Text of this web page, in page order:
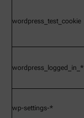
wordpress_test_cookie
wordpress_logged_in_*
wp-settings-*